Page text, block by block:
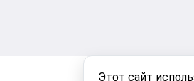
Этот сайт